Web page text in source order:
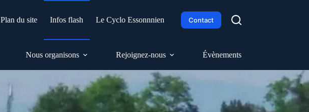
Plan du site Infos flash Le Cyclo Essonnnien Contact
Nous organisons Rejoignez-nous Évènements